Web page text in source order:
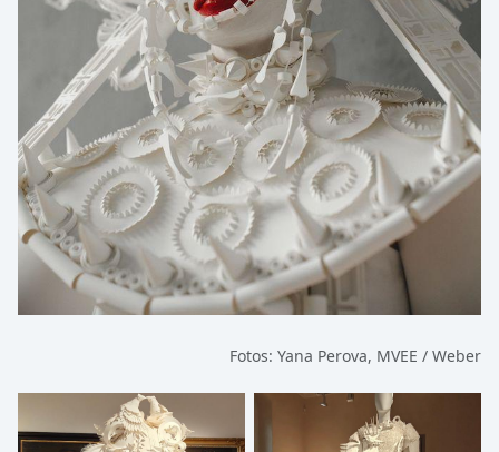
Fotos: Yana Perova, MVEE / Weber